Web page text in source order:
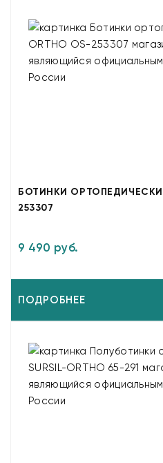
БОТИНКИ ОРТОПЕДИЧЕСКИЕ
253307
9 490 руб.
ПОДРОБНЕЕ